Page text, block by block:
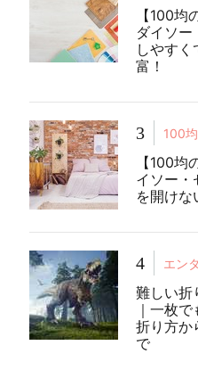
【100均
ダイソー
しやすく
富！
3 100均
【100均
イソー・
を開けな
4 エン
難しい折
｜一枚
折り方か
で